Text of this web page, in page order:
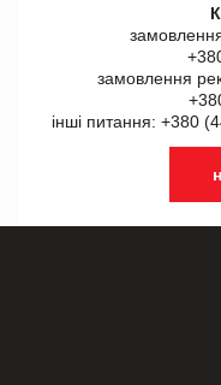
замовлення
інші питання: +380